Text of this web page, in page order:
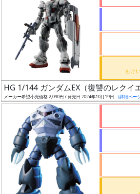
ー
タ
ー
（β）
HG 1/144 ガンダムEX（復讐のレクイ
メーカー希望小売価格 2,090円 / 発売日 2024年10月19日 （詳細ペー